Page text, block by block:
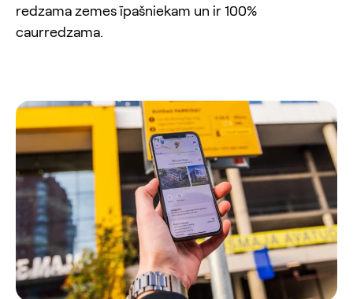
redzama zemes īpašniekam un ir 100%
caurredzama.